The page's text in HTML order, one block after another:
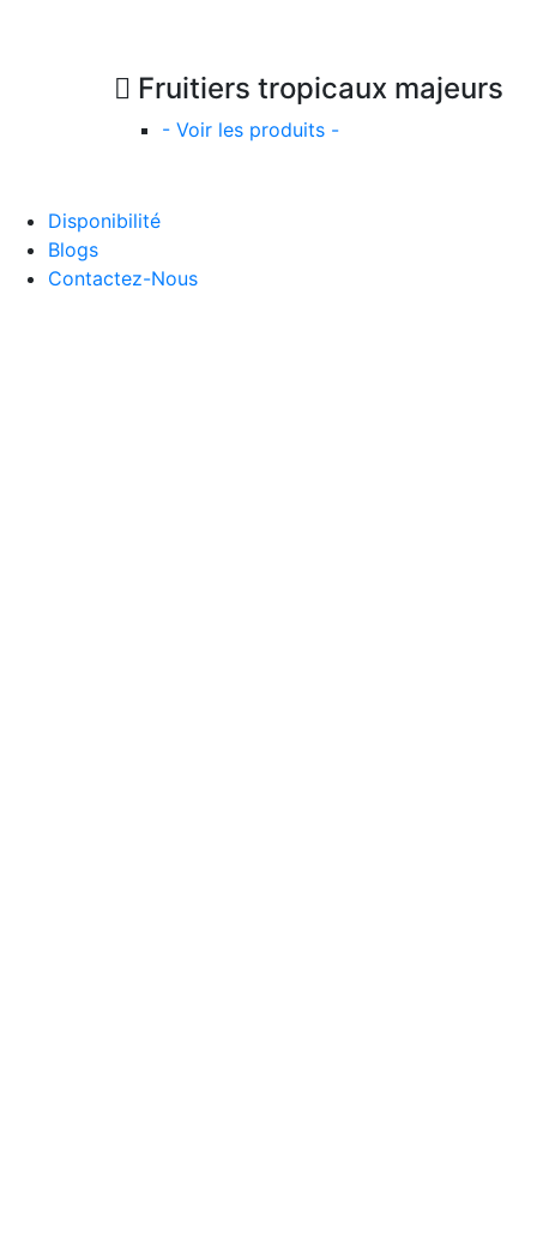
Fruitiers tropicaux majeurs
- Voir les produits -
Disponibilité
Blogs
Contactez-Nous